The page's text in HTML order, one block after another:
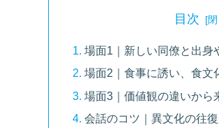
目次
場面1｜新しい同僚と出身
場面2｜食事に誘い、食文
場面3｜価値観の違いから
会話のコツ｜異文化の往